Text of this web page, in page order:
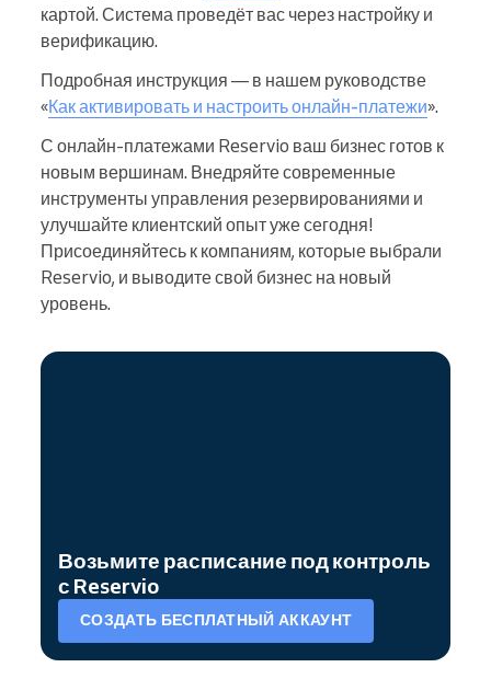
картой. Система проведёт вас через настройку и
верификацию.
Подробная инструкция — в нашем руководстве
«Как активировать и настроить онлайн-платежи».
С онлайн-платежами Reservio ваш бизнес готов к
новым вершинам. Внедряйте современные
инструменты управления резервированиями и
улучшайте клиентский опыт уже сегодня!
Присоединяйтесь к компаниям, которые выбрали
Reservio, и выводите свой бизнес на новый
уровень.
Возьмите расписание под контроль
с Reservio
СОЗДАТЬ БЕСПЛАТНЫЙ АККАУНТ